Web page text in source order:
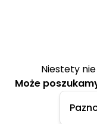
Niestety
Może